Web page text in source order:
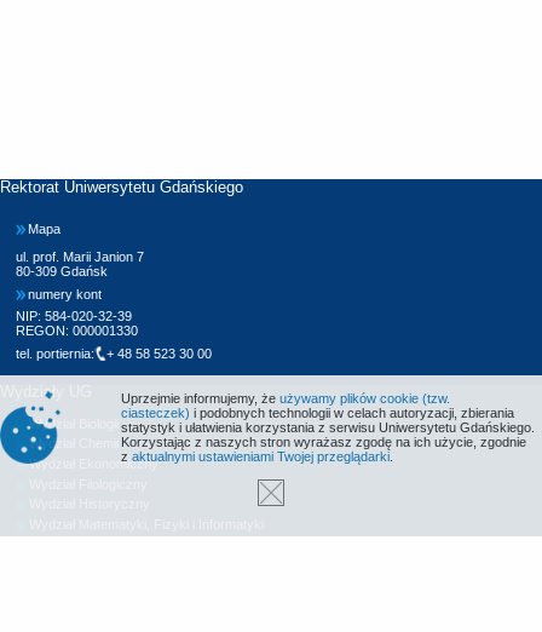
Rektorat Uniwersytetu Gdańskiego
Mapa
ul. prof. Marii Janion 7
80-309 Gdańsk
numery kont
NIP: 584-020-32-39
REGON: 000001330
tel. portiernia:
+ 48 58 523 30 00
Wydziały UG
Wydział Biologii
Wydział Chemii
Wydział Ekonomiczny
Uprzejmie informujemy, że używamy plików cookie (tzw.
ciasteczek) i podobnych technologii w celach autoryzacji, zbierania
statystyk i ułatwienia korzystania z serwisu Uniwersytetu Gdańskiego.
Korzystając z naszych stron wyrażasz zgodę na ich użycie, zgodnie
z aktualnymi ustawieniami Twojej przeglądarki